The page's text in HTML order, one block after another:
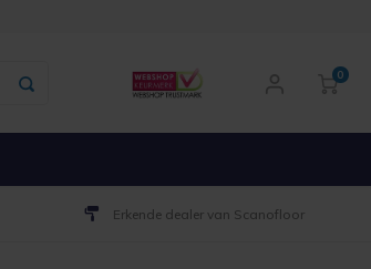
0
Erkende dealer van Scanofloor